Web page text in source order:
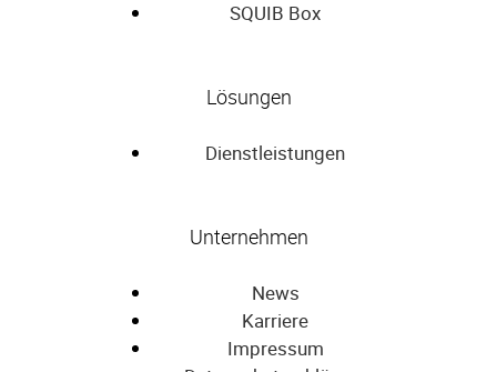
SQUIB Box
Lösungen
Dienstleistungen
Unternehmen
News
Karriere
Impressum